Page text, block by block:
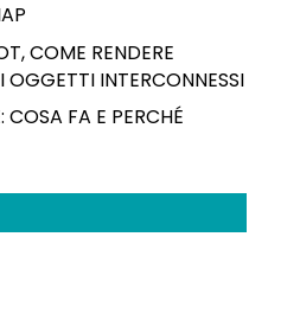
COME RENDERE
OGGETTI INTERCONNESSI
FA E PERCHÉ